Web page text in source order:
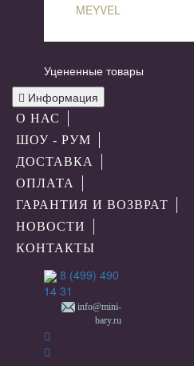
MEYVEL
Уцененные товары
Информация
О НАС
ШОУ - РУМ
ДОСТАВКА
ОПЛАТА
ГАРАНТИЯ И ВОЗВРАТ
НОВОСТИ
КОНТАКТЫ
8 (499) 490
14 31
info@mini-
bary.ru